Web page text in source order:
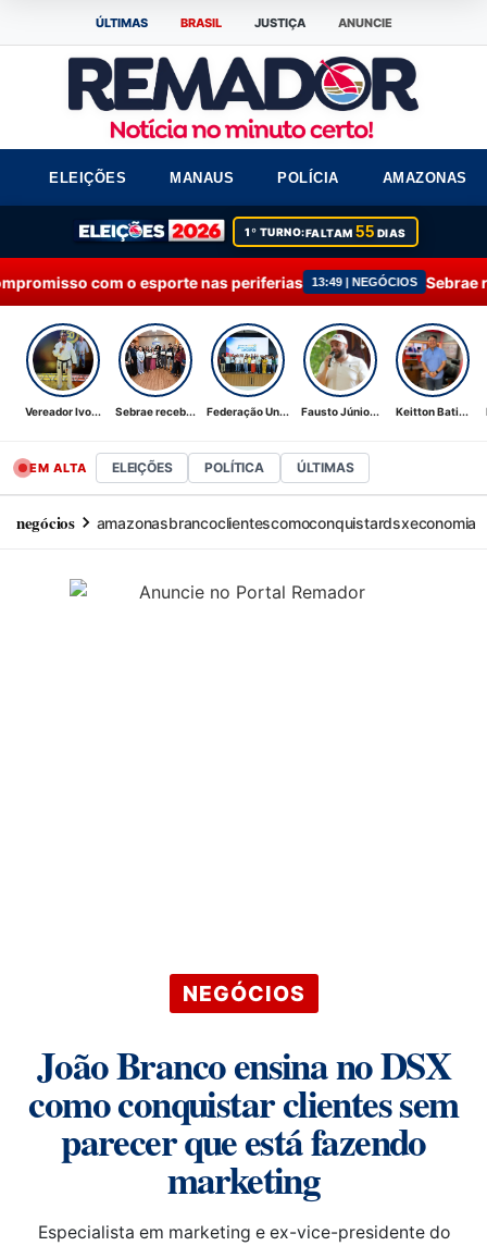
ÚLTIMAS BRASIL JUSTIÇA ANUNCIE
ELEIÇÕES MANAUS POLÍCIA AMAZONAS
1º TURNO:FALTAM55 DIAS
nas periferias 13:49 | NEGÓCIOS Sebrae recebe Moção de
Vereador Ivo... Sebrae receb... Federação Un... Fausto Júnio... Keitton Bati...
EM ALTA ELEIÇÕES POLÍTICA ÚLTIMAS
negócios amazonasbrancoclientescomoconquistardsxeconomia
NEGÓCIOS
João Branco ensina no DSX
como conquistar clientes sem
parecer que está fazendo
marketing
Especialista em marketing e ex-vice-presidente do